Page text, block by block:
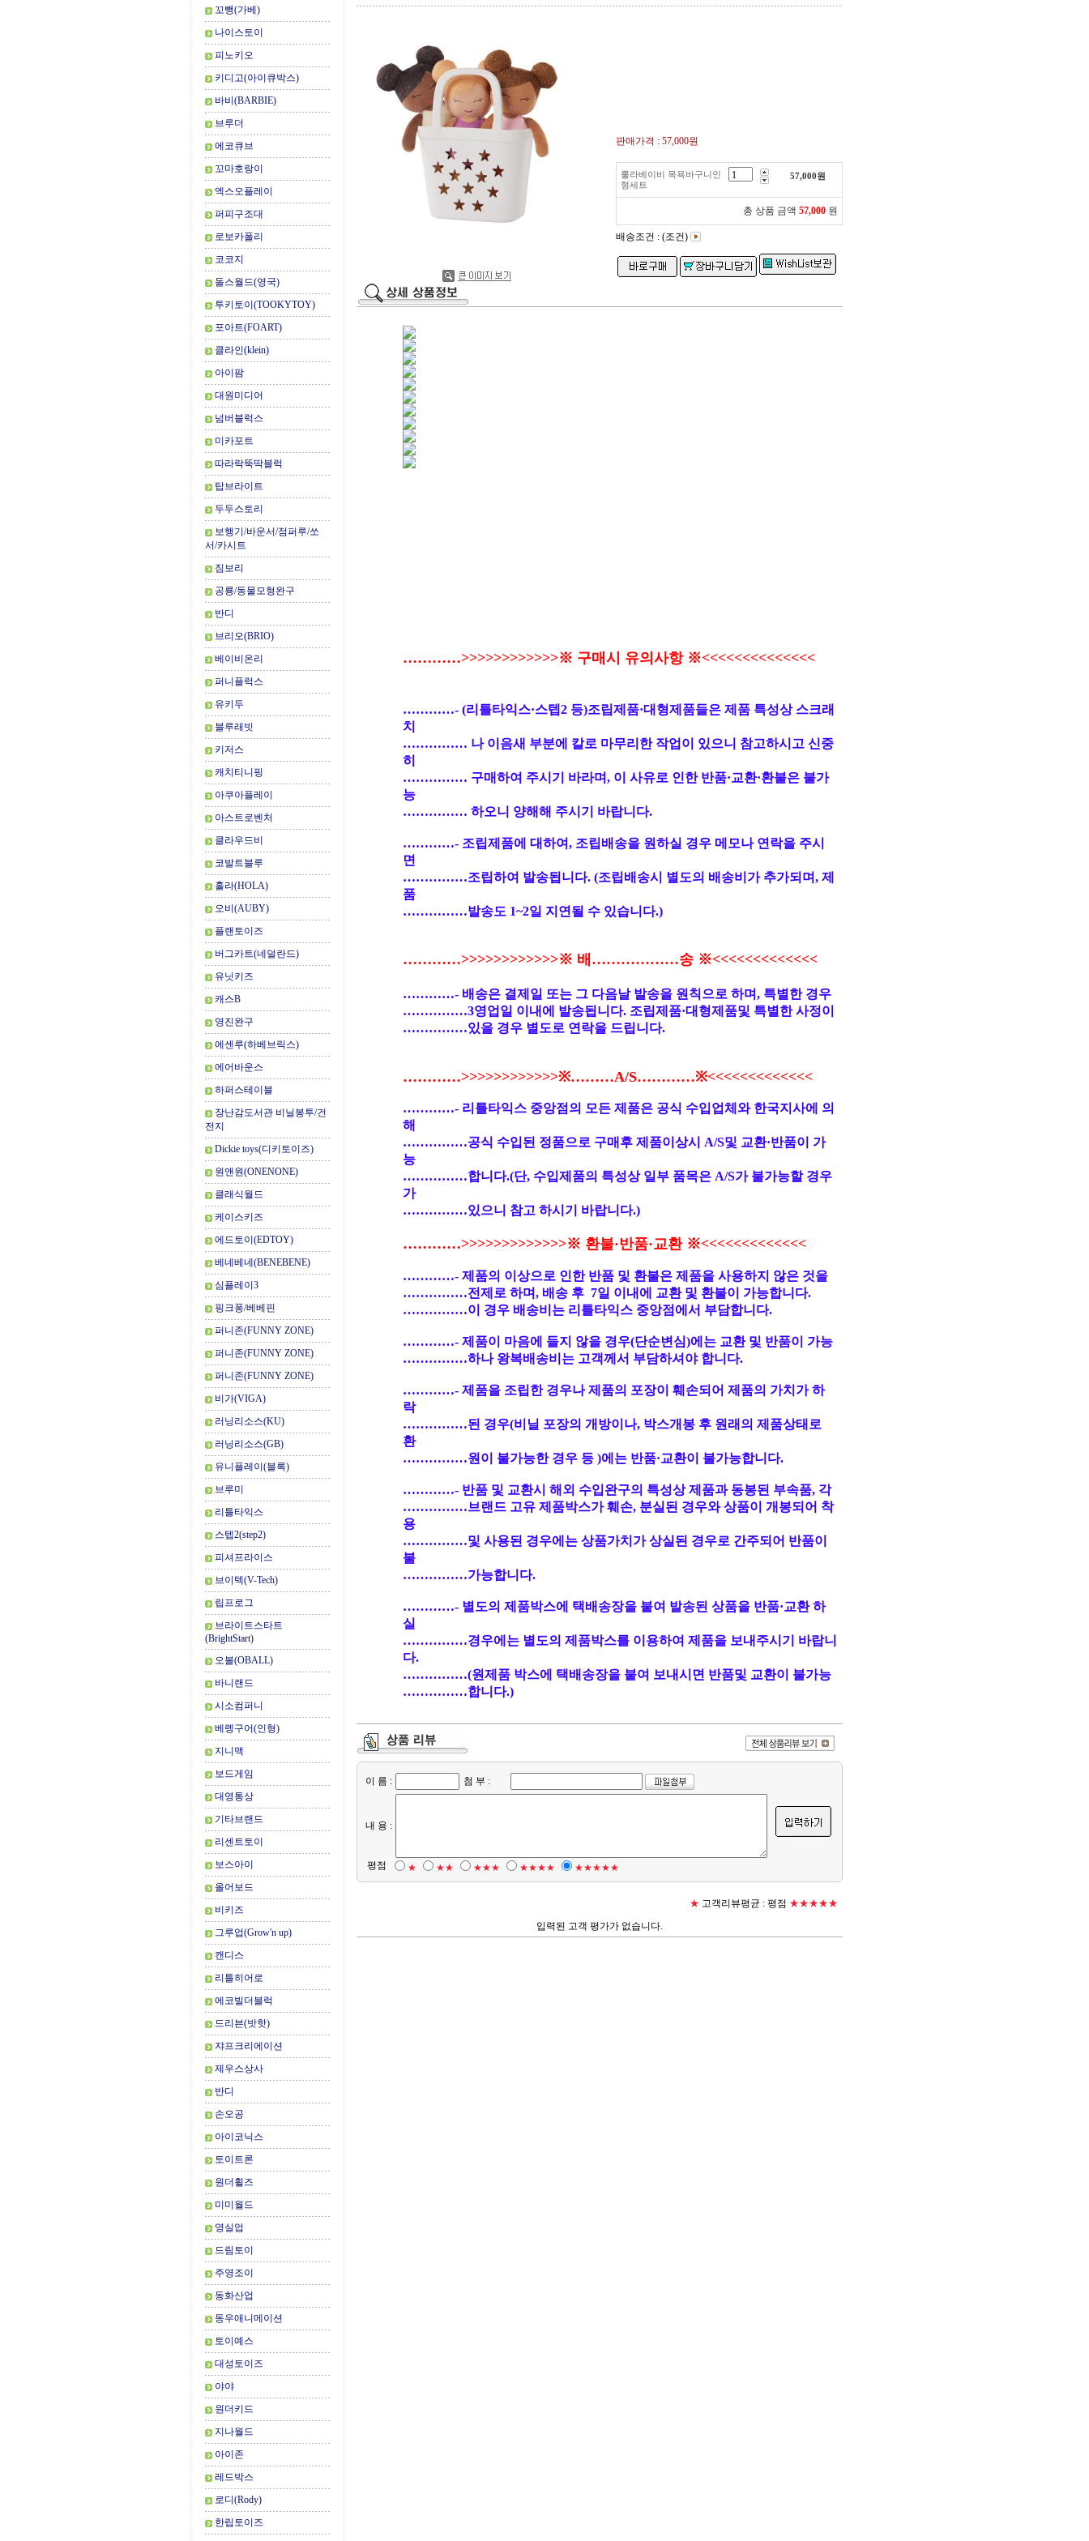
꼬뺑(가베)
나이스토이
피노키오
키디고(아이큐박스)
바비(BARBIE)
브루더
에코큐브
꼬마호랑이
엑스오플레이
퍼피구조대
로보카폴리
코코지
돌스월드(영국)
투키토이(TOOKYTOY)
포아트(FOART)
클라인(klein)
아이팜
대원미디어
넘버블럭스
미카포트
따라락뚝딱블럭
탑브라이트
두두스토리
보행기/바운서/점퍼루/쏘
서/카시트
짐보리
공룡/동물모형완구
반디
브리오(BRIO)
베이비온리
퍼니플럭스
유키두
블루래빗
키저스
캐치티니핑
아쿠아플레이
아스트로벤처
클라우드비
코발트블루
홀라(HOLA)
오비(AUBY)
플랜토이즈
버그카트(네덜란드)
유닛키즈
캐스B
영진완구
에센루(하베브릭스)
에어바운스
하퍼스테이블
장난감도서관 비닐봉투/건
전지
Dickie toys(디키토이즈)
원앤원(ONENONE)
클래식월드
케이스키즈
에드토이(EDTOY)
베네베네(BENEBENE)
심플레이3
핑크퐁/베베핀
퍼니존(FUNNY ZONE)
퍼니존(FUNNY ZONE)
퍼니존(FUNNY ZONE)
비가(VIGA)
러닝리소스(KU)
러닝리소스(GB)
유니플레이(블록)
브루미
리틀타익스
스텝2(step2)
피셔프라이스
브이텍(V-Tech)
립프로그
브라이트스타트
(BrightStart)
오볼(OBALL)
바니랜드
시소컴퍼니
베렝구어(인형)
지니맥
보드게임
대영통상
기타브랜드
리센트토이
보스아이
올어보드
비키즈
그루업(Grow'n up)
캔디스
리틀히어로
에코빌더블럭
드리븐(밧핫)
쟈프크리에이션
제우스상사
반디
손오공
아이코닉스
토이트론
원더휠즈
미미월드
영실업
드림토이
주영조이
동화산업
동우애니메이션
토이예스
대성토이즈
야야
원더키드
지나월드
아이존
레드박스
로디(Rody)
한립토이즈
판매가격 : 57,000원
룰라베이비 목욕바구니인
형세트
57,000원
총 상품 금액 57,000 원
배송조건 : (조건)
…………>>>>>>>>>>>>※ 구매시 유의사항 ※<<<<<<<<<<<<<<
…………- (리틀타익스·스텝2 등)조립제품·대형제품들은 제품 특성상 스크래
치
…………… 나 이음새 부분에 칼로 마무리한 작업이 있으니 참고하시고 신중
히
…………… 구매하여 주시기 바라며, 이 사유로 인한 반품·교환·환불은 불가
능
…………… 하오니 양해해 주시기 바랍니다.
…………- 조립제품에 대하여, 조립배송을 원하실 경우 메모나 연락을 주시
면
……………조립하여 발송됩니다. (조립배송시 별도의 배송비가 추가되며, 제
품
……………발송도 1~2일 지연될 수 있습니다.)
…………>>>>>>>>>>>>※ 배………………송 ※<<<<<<<<<<<<<
…………- 배송은 결제일 또는 그 다음날 발송을 원칙으로 하며, 특별한 경우
……………3영업일 이내에 발송됩니다. 조립제품·대형제품및 특별한 사정이
……………있을 경우 별도로 연락을 드립니다.
…………>>>>>>>>>>>>※………A/S…………※<<<<<<<<<<<<<
…………- 리틀타익스 중앙점의 모든 제품은 공식 수입업체와 한국지사에 의
해
……………공식 수입된 정품으로 구매후 제품이상시 A/S및 교환·반품이 가
능
……………합니다.(단, 수입제품의 특성상 일부 품목은 A/S가 불가능할 경우
가
……………있으니 참고 하시기 바랍니다.)
…………>>>>>>>>>>>>>※ 환불·반품·교환 ※<<<<<<<<<<<<<
…………- 제품의 이상으로 인한 반품 및 환불은 제품을 사용하지 않은 것을
……………전제로 하며, 배송 후 7일 이내에 교환 및 환불이 가능합니다.
……………이 경우 배송비는 리틀타익스 중앙점에서 부담합니다.
…………- 제품이 마음에 들지 않을 경우(단순변심)에는 교환 및 반품이 가능
……………하나 왕복배송비는 고객께서 부담하셔야 합니다.
…………- 제품을 조립한 경우나 제품의 포장이 훼손되어 제품의 가치가 하
락
……………된 경우(비닐 포장의 개방이나, 박스개봉 후 원래의 제품상태로
환
……………원이 불가능한 경우 등 )에는 반품·교환이 불가능합니다.
…………- 반품 및 교환시 해외 수입완구의 특성상 제품과 동봉된 부속품, 각
……………브랜드 고유 제품박스가 훼손, 분실된 경우와 상품이 개봉되어 착
용
……………및 사용된 경우에는 상품가치가 상실된 경우로 간주되어 반품이
불
……………가능합니다.
…………- 별도의 제품박스에 택배송장을 붙여 발송된 상품을 반품·교환 하
실
……………경우에는 별도의 제품박스를 이용하여 제품을 보내주시기 바랍니
다.
……………(원제품 박스에 택배송장을 붙여 보내시면 반품및 교환이 불가능
……………합니다.)
이 름 : 첨 부 :
내 용 :
평점 ★ ★★ ★★★ ★★★★ ★★★★★
★ 고객리뷰평균 : 평점 ★★★★★
입력된 고객 평가가 없습니다.